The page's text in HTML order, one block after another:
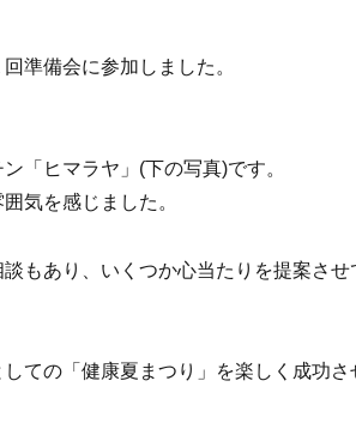
準備会に参加しました。
「ヒマラヤ」(下の写真)です。
気を感じました。
もあり、いくつか心当たりを提案さ
ての「健康夏まつり」を楽しく成功さ